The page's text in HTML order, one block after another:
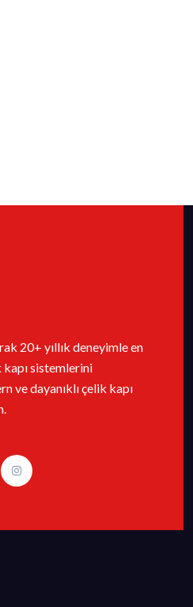
20+ yıllık deneyimle en
sistemlerini
ve dayanıklı çelik kapı